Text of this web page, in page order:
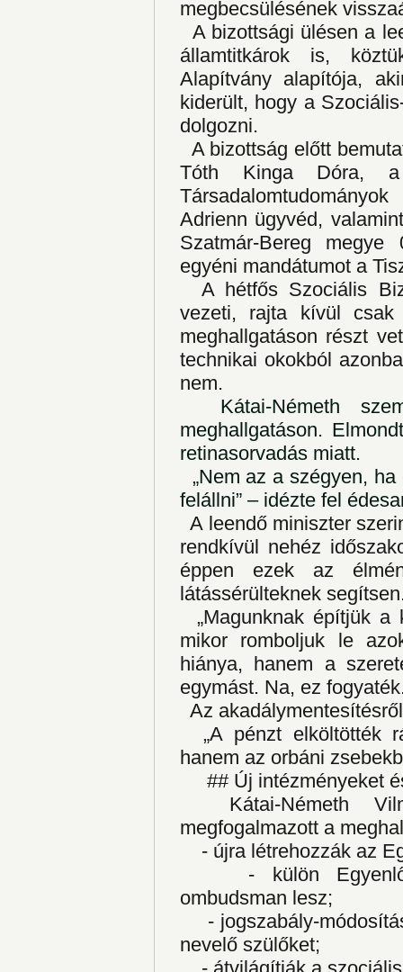
megbecsülésének
A bizottsági ülésen a
államtitkárok is,
Alapítvány alapítója,
kiderült, hogy a
dolgozni.
A bizottság előtt
Tóth Kinga Dóra, a
Adrienn ügyvéd,
Szatmár-Bereg megye
egyéni mandátumot a
A hétfős Szociális
vezeti, rajta kívül
meghallgatáson részt
technikai okokból
nem.
Kátai-Németh
meghallgatáson.
retinasorvadás miatt.
„Nem az a szégyen,
felállni” – idézte fel
A leendő miniszter
rendkívül nehéz
éppen ezek az
látássérülteknek
„Magunknak építjük a
mikor romboljuk le
hiánya, hanem a
egymást. Na, ez
Az
„A pénzt elköltötték
hanem az orbáni
## Új intézményeket
Kátai-Németh
megfogalmazott a
- újra létrehozzák az
-
külön
ombudsman lesz;
- jogszabály-
nevelő szülőket;